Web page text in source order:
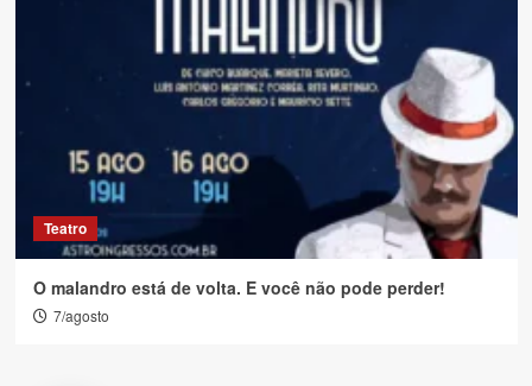
Teatro
O malandro está de volta. E você não pode perder!
7/agosto